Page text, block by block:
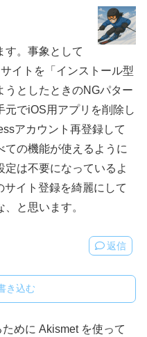
す。事象として
イトを「インストール型
うとしたときのNGパター
元でiOS用アプリを削除し
アカウント再登録して
ての機能が使えるように
定は不要になっているよ
サイト登録を綺麗にして
と思います。
返信
き込む
めに Akismet を使って